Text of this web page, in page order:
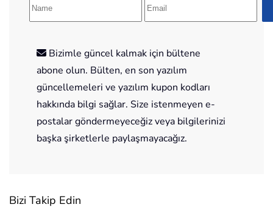
Bizimle güncel kalmak için bültene
abone olun. Bülten, en son yazılım
güncellemeleri ve yazılım kupon kodları
hakkında bilgi sağlar. Size istenmeyen e-
postalar göndermeyeceğiz veya bilgilerinizi
başka şirketlerle paylaşmayacağız.
Bizi Takip Edin